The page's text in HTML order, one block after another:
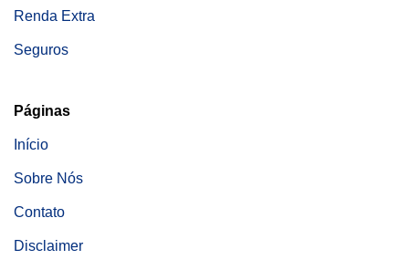
Renda Extra
Seguros
Páginas
Início
Sobre Nós
Contato
Disclaimer